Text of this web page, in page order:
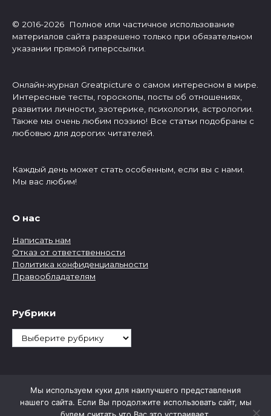
© 2016-2026 Полное или частичное использование
материалов сайта разрешено только при обязательном
указании прямой гиперссылки.
Онлайн-журнал Greatpicture о самом интересном в мире.
Интересные тесты, гороскопы, посты об отношениях,
развитии личности, эзотерике, психологии, астрологии.
Также мы очень любим поэзию! Все статьи подобраны с
любовью для дорогих читателей.
Каждый день может стать особенным, если вы с нами.
Мы вас любим!
О нас
Написать нам
Отказ от ответственности
Политика конфиденциальности
Правообладателям
Рубрики
Рубрики
Мы используем куки для наилучшего представления
нашего сайта. Если Вы продолжите использовать сайт, мы